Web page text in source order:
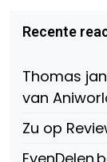
Beauty-
Facebook
op
Twitter
op
Recente
Thomas
van
Zu op